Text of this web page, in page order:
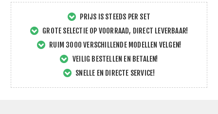
PRIJS IS STEEDS PER SET
GROTE SELECTIE OP VOORRAAD, DIRECT LEVERBAAR!
RUIM 3000 VERSCHILLENDE MODELLEN VELGEN!
VEILIG BESTELLEN EN BETALEN!
SNELLE EN DIRECTE SERVICE!